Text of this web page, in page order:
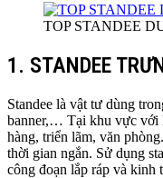
TOP STANDEE
1. STANDEE
Standee là vật tư dùng
banner,… Tại khu vực với
hàng, triển lãm, văn
thời gian ngắn. Sử dụng
công đoạn lắp ráp và kinh